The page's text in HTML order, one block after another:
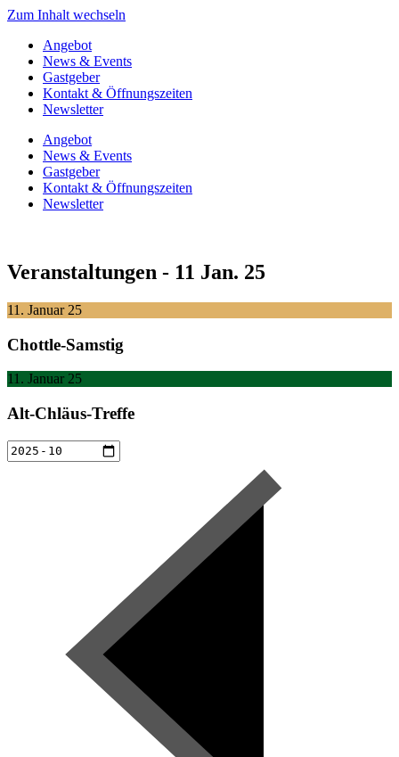
Zum Inhalt wechseln
Angebot
News & Events
Gastgeber
Kontakt & Öffnungszeiten
Newsletter
Angebot
News & Events
Gastgeber
Kontakt & Öffnungszeiten
Newsletter
Veranstaltungen - 11 Jan. 25
11. Januar 25
Chottle-Samstig
11. Januar 25
Alt-Chläus-Treffe